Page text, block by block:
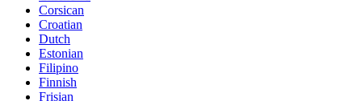
Corsican
Croatian
Dutch
Estonian
Filipino
Finnish
Frisian